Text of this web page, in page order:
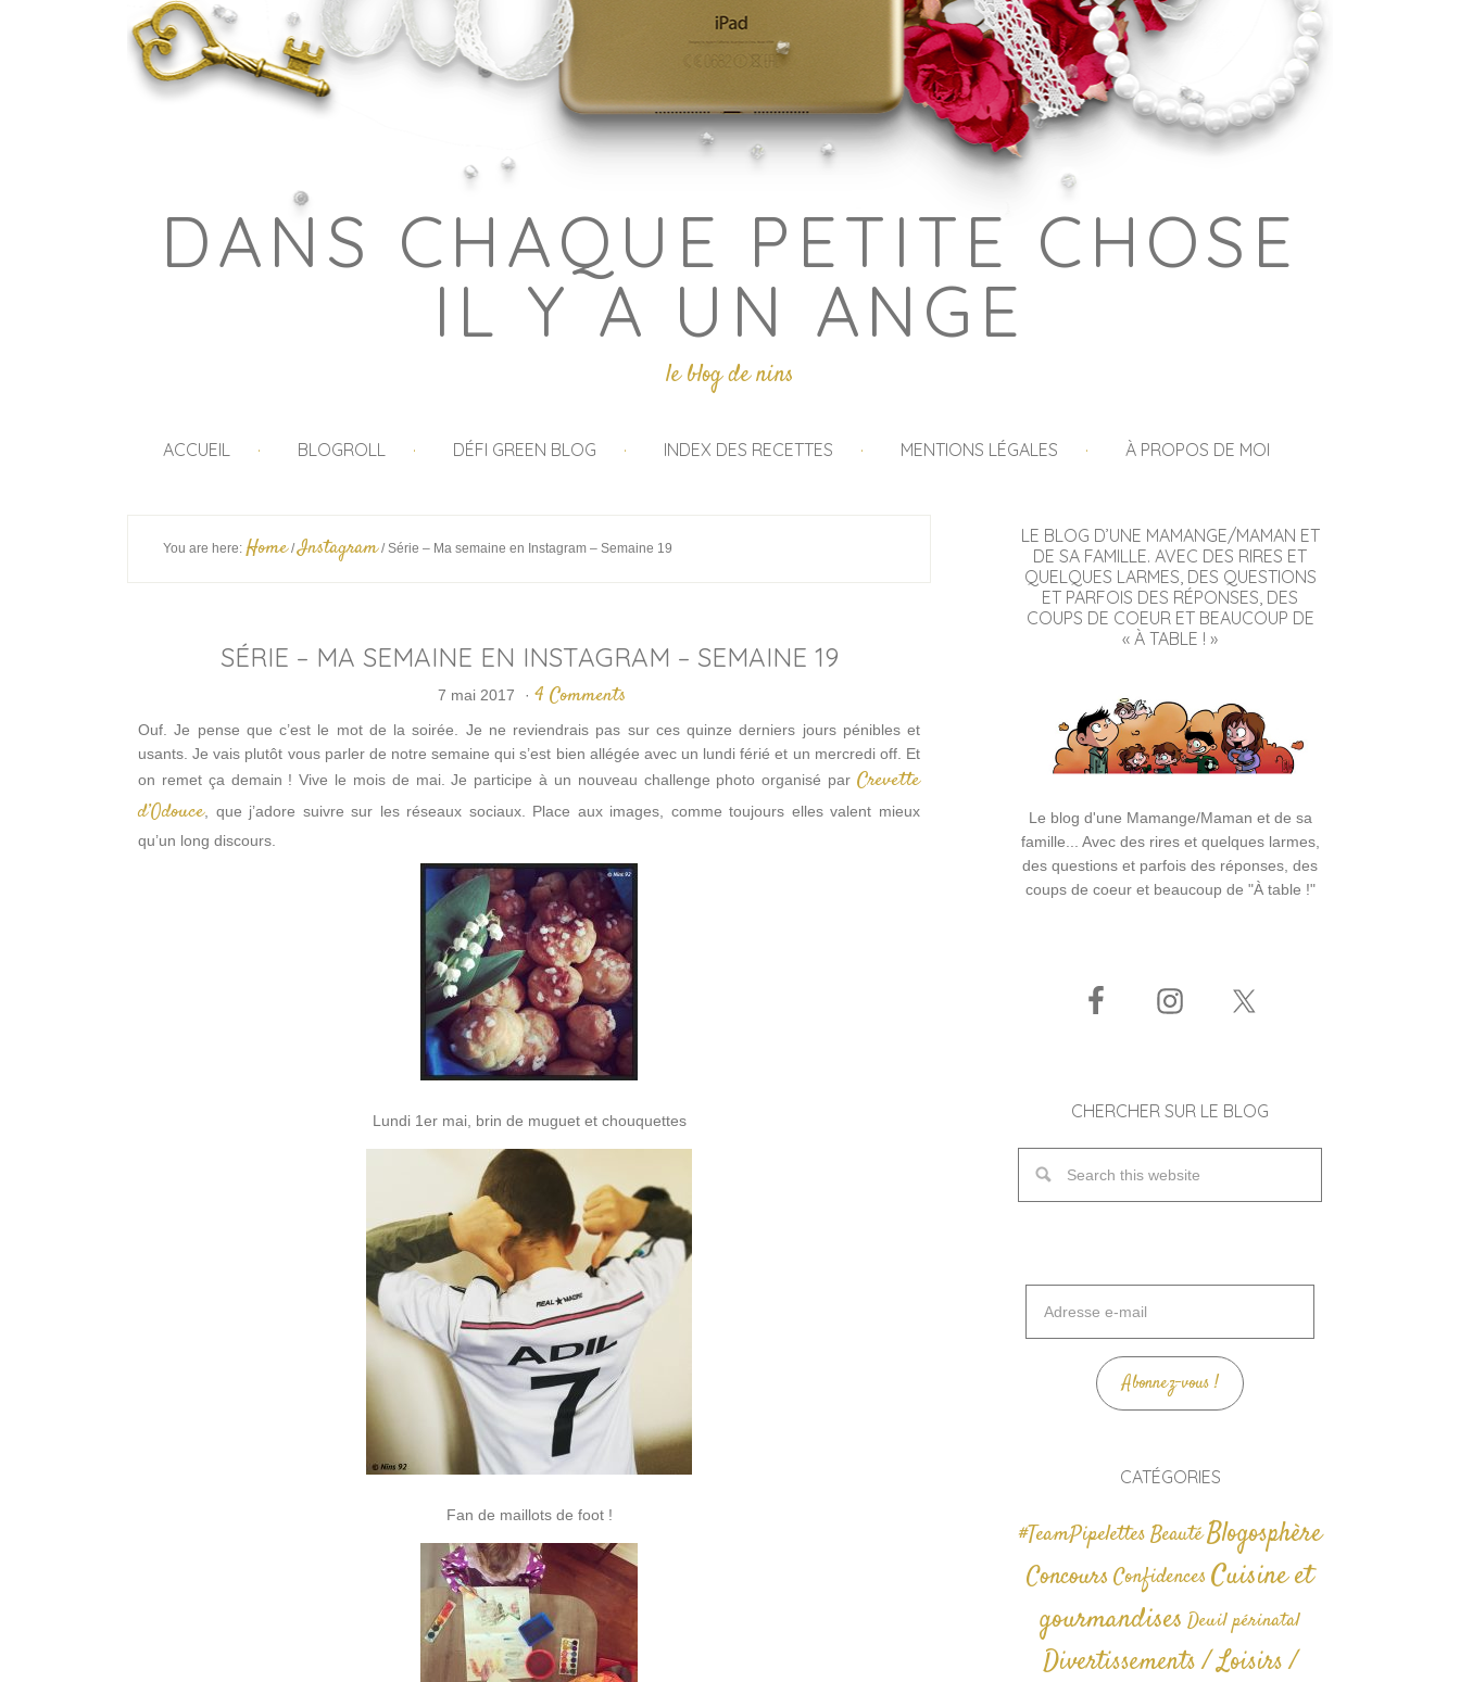
DANS CHAQUE PETITE CHOSE
IL Y A UN ANGE
le blog de nins
ACCUEIL BLOGROLL DÉFI GREEN BLOG INDEX DES RECETTES MENTIONS LÉGALES À PROPOS DE MOI
You are here: Home / Instagram /Série – Ma semaine en Instagram – Semaine 19
SÉRIE – MA SEMAINE EN INSTAGRAM – SEMAINE 19
7 mai 2017 · 4 Comments
Ouf. Je pense que c’est le mot de la soirée. Je ne reviendrais pas sur ces quinze derniers jours pénibles et
usants. Je vais plutôt vous parler de notre semaine qui s’est bien allégée avec un lundi férié et un mercredi off. Et
on remet ça demain ! Vive le mois de mai. Je participe à un nouveau challenge photo organisé par Crevette
d’Odouce, que j’adore suivre sur les réseaux sociaux. Place aux images, comme toujours elles valent mieux
qu’un long discours.
Lundi 1er mai, brin de muguet et chouquettes
Fan de maillots de foot !
LE BLOG D’UNE MAMANGE/MAMAN ET
DE SA FAMILLE. AVEC DES RIRES ET
QUELQUES LARMES, DES QUESTIONS
ET PARFOIS DES RÉPONSES, DES
COUPS DE COEUR ET BEAUCOUP DE
« À TABLE ! »
Le blog d'une Mamange/Maman et de sa
famille... Avec des rires et quelques larmes,
des questions et parfois des réponses, des
coups de coeur et beaucoup de "À table !"
CHERCHER SUR LE BLOG
mail
Abonnez-vous !
CATÉGORIES
#TeamPipelettesBeautéBlogosphère
ConcoursConfidences Cuisine et
gourmandises Deuil périnatal
Divertissements / Loisirs /